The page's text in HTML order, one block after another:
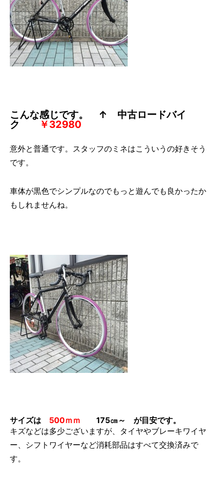
こんな感じです。
↑ 中古ロードバイ
ク ￥32980
意外と普通です。スタッフのミネはこういうの好きそう
です。
車体が黒色でシンプルなのでもっと遊んでも良かったか
もしれませんね。
サイズは 500ｍｍ 175㎝～ が目安です。
キズなどは多少ございますが、タイヤやブレーキワイヤ
ー、シフトワイヤーなど消耗部品はすべて交換済みで
す。